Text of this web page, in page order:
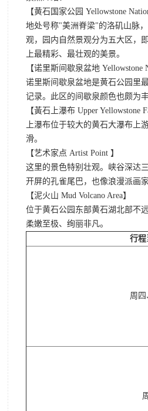
【黄石国家公园 Yellowstone
地处号称"美洲脊梁"的洛矶山脉
观，园内自然景观分为五大区，
上最精彩、最壮观的美景。
【诺里斯间歇泉盆地 Yellowstone
诺里斯间歇泉盆地是黄石公园里
记录。此区的间歇泉颜色也颇为
【黃石上瀑布 Upper Yellowstone
上瀑布位于较大的黄石大瀑布上
滑。
【艺术家点 Artist Point 】
这里的景色特别壮观。峡谷深达
开屏的孔雀尾巴，也像浪漫派画
【泥火山 Mud Volcano Area】
位于黄石公园东部黄石湖北部不
柔嫩至极、绚丽非凡。
行程
周